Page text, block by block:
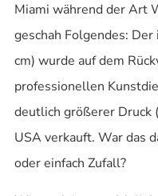
Miami während der Art
geschah Folgendes:
cm) wurde auf dem
professionellen
deutlich größerer Druck
USA verkauft. War das
oder einfach Zufall?